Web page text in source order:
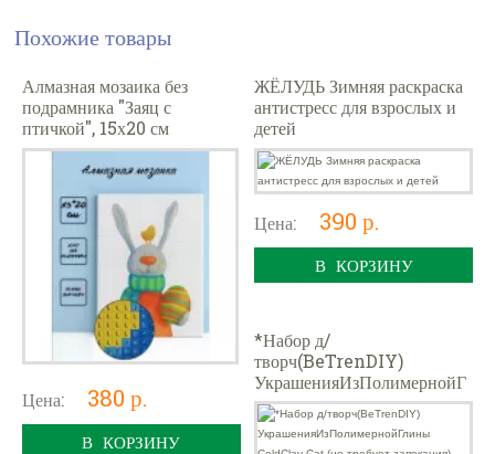
Похожие товары
Алмазная мозаика без
подрамника "Заяц с
птичкой", 15х20 см
Цена: 380 р.
В КОРЗИНУ
ЖЁЛУДЬ Зимняя раскраска
антистресс для взрослых и
детей
Цена: 390 р.
В КОРЗИНУ
*Набор д/
творч(BeTrenDIY)
УкрашенияИзПолимернойГ
лины ColdClay Cat (не
требует запекания)